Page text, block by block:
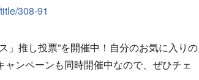
308-91
」推し投票”を開催中！自分のお気に入りの
ンペーンも同時開催中なので、ぜひチェ